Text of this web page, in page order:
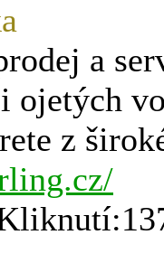
a
ojetých
z